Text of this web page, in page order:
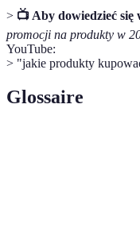
> 📺 Aby dowiedzieć się
promocji na produkty w
YouTube:
> "jakie produkty
Glossaire